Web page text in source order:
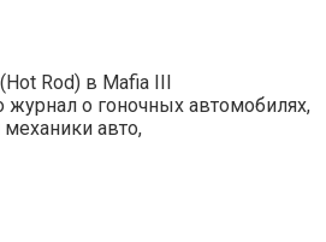
Rod) в Mafia III
журнал о гоночных автомобилях,
механики авто,